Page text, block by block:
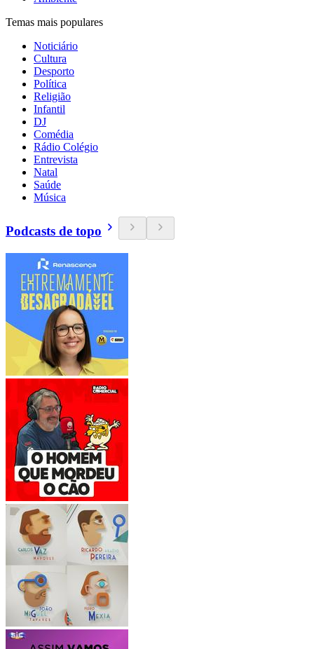
Temas mais populares
Noticiário
Cultura
Desporto
Política
Religião
Infantil
DJ
Comédia
Rádio Colégio
Entrevista
Natal
Saúde
Música
Podcasts de topo